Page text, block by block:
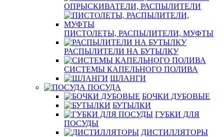
ОПРЫСКИВАТЕЛИ, РАСПЫЛИТЕЛИ
ПИСТОЛЕТЫ, РАСПЫЛИТЕЛИ, МУФТЫ
РАСПЫЛИТЕЛИ НА БУТЫЛКУ
СИСТЕМЫ КАПЕЛЬНОГО ПОЛИВА
ШЛАНГИ
ПОСУДА
БОЧКИ ДУБОВЫЕ
БУТЫЛКИ
ГУБКИ ДЛЯ
ПОСУДЫ
ДИСТИЛЛЯТОРЫ